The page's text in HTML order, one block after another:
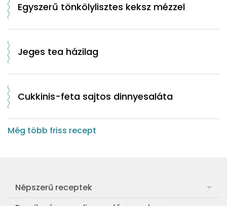
Egyszerű tönkölylisztes keksz mézzel
Jeges tea házilag
Cukkinis-feta sajtos dinnyesaláta
Még több friss recept
Népszerű receptek